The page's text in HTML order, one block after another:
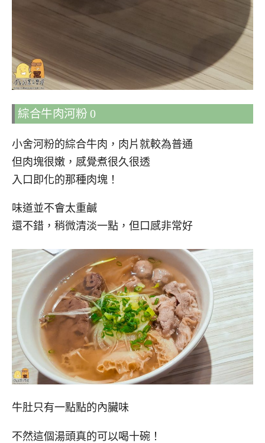
綜合牛肉河粉 0
小舍河粉的綜合牛肉，肉片就較為普通
但肉塊很嫩，感覺煮很久很透
入口即化的那種肉塊！
味道並不會太重鹹
還不錯，稍微清淡一點，但口感非常好
牛肚只有一點點的內臟味
不然這個湯頭真的可以喝十碗！